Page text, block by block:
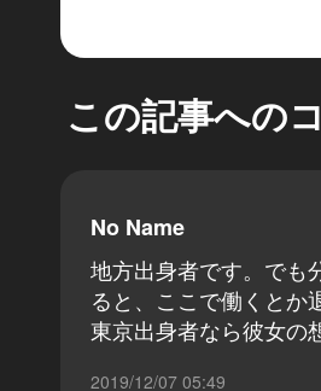
この記事への
No Name
地方出身者です。でも
ると、ここで働くと
東京出身者なら彼女の
2019/12/07 05:49